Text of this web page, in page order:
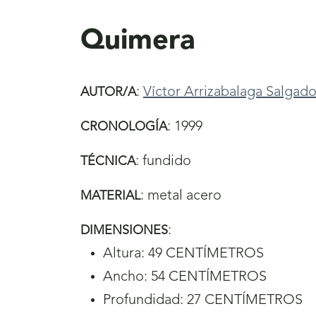
Quimera
AUTOR/A: Víctor Arrizabalaga Salgado
CRONOLOGÍA: 1999
TÉCNICA: fundido
MATERIAL: metal acero
DIMENSIONES:
Altura: 49 CENTÍMETROS
Ancho: 54 CENTÍMETROS
Profundidad: 27 CENTÍMETROS